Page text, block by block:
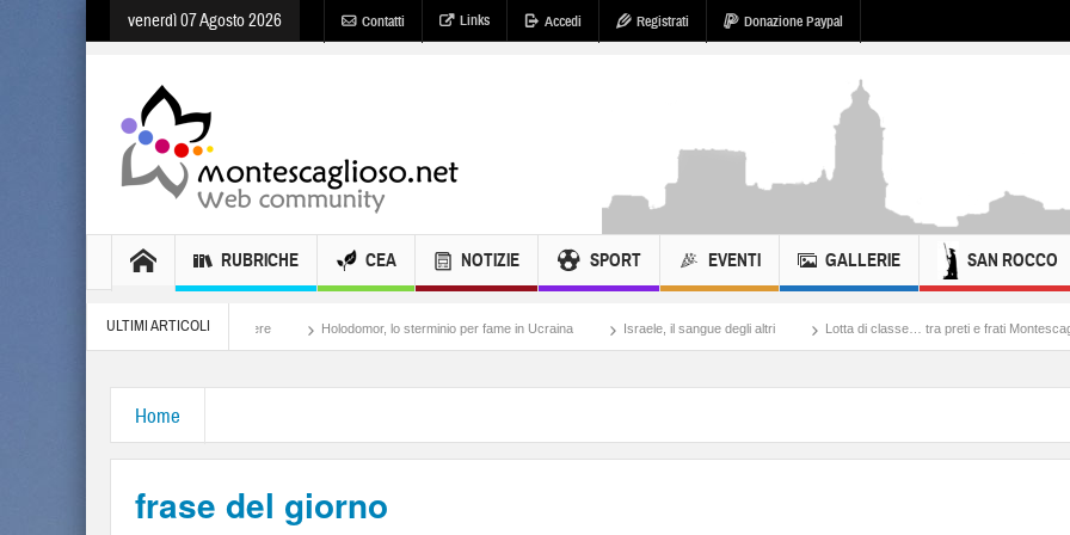
venerdì 07 Agosto 2026 Contatti Links Accedi Registrati Donazione Paypal
RUBRICHE CEA NOTIZIE SPORT EVENTI GALLERIE SAN ROCCO
ULTIMI ARTICOLI
Meloni, il lamento al potere Holodomor, lo sterminio per fame in Ucraina Israele, il sangue degli altri Lotta di classe… tra preti e frati Montescaglioso
Home
frase del giorno